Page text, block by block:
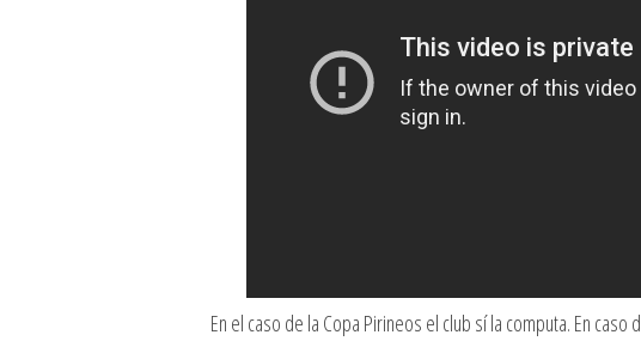
En el caso de la Copa Pirineos el club sí la computa. En